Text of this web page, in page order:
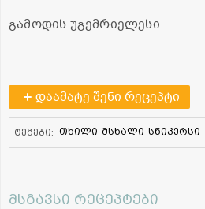
გამოდის უგემრიელესი.
დაამატე შენი რეცეპტი
ტეგები: თხილი მსხალი სნიკერსი
მსგავსი რეცეპტები